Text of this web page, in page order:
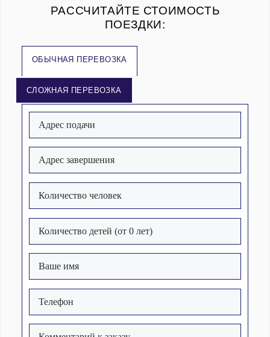
РАССЧИТАЙТЕ СТОИМОСТЬ
ПОЕЗДКИ:
ОБЫЧНАЯ ПЕРЕВОЗКА
СЛОЖНАЯ ПЕРЕВОЗКА